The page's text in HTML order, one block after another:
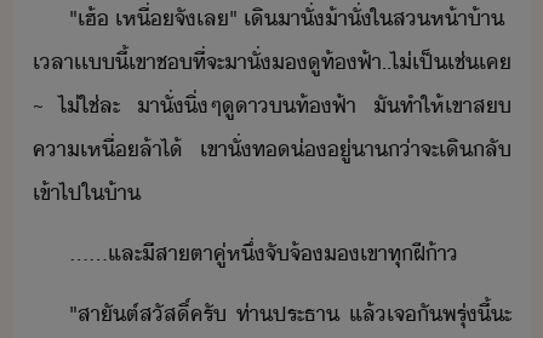
"​เฮ้​ ​เหื่​จั​เล​"​ ​เิ​าั​่​​้า​ั่​ใ​ส​ห้า้า​ ​
เลา​เเ​ี้​เขา​ช​ที่จะ​าั​่​​​ู​ท้ฟ้า​..​ไ่​เป็​เช่เค​
~​ ​ไ่ใช่​ละ​ ​าั​่​ิ่​ๆ​ูา​​ท้ฟ้า​ ​ั​ทำให้​เขา​ส​
คาเหื่​ล้า​ไ้​ ​เขา​ั่​ท่​ู่า​่า​จะ​เิ​ลั​
เข้าไป​ใ​้า
......​และ​ีสา​ตา​คู่​หึ่​จัจ้​​เขา​ทุ​ฝี​้า
"​สาัต์​สัสิ์​ครั​ ​ท่า​ประธา​ ​แล้​เจั​พรุ่ี้​ะ​